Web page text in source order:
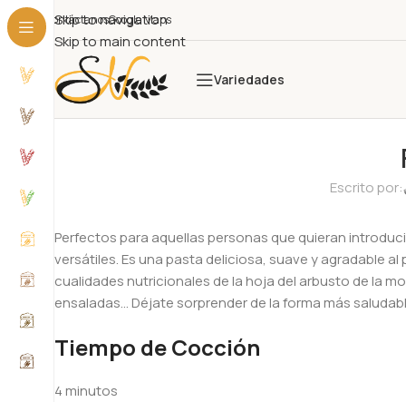
Skip to navigation
Skip to main content
ContáctanosGoogle Maps
Variedades
Escrito por:
Perfectos para aquellas personas que quieran
versátiles. Es una pasta deliciosa, suave y agradable
cualidades nutricionales de la hoja del arbusto de la
ensaladas… Déjate sorprender de la forma más
Tiempo de Cocción
4 minutos